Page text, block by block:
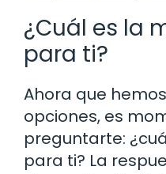
¿Cuál es la
para ti?
Ahora que
opciones, es
preguntarte:
para ti? La